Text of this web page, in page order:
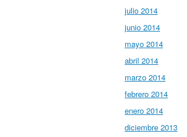
julio 2014
junio 2014
mayo 2014
abril 2014
marzo 2014
febrero 2014
enero 2014
diciembre 2013